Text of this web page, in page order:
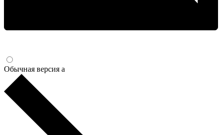
Обычная версия a